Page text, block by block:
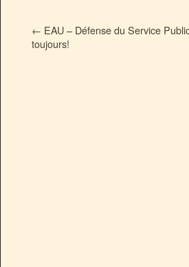
← EAU – Défense du Service
toujours!